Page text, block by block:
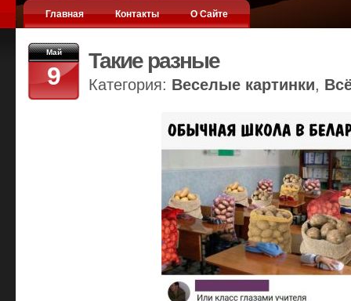
Главная Контакты О Сайте
Май
9
Такие разные
Категория: Веселые картинки,